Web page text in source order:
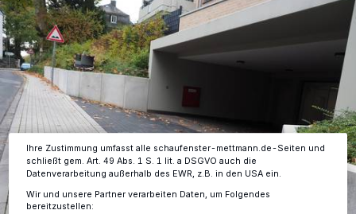
Kennungen auf Ihrem Gerät zu. Durch Auswahl von OK aktivieren Sie
Tracking-Technologien für die unter „Wir und unsere Partner
verarbeiten Daten, um Ihnen Dienste bereitzustellen“ aufgeführten
Zwecke. Wenn Tracker deaktiviert sind, sind manche Inhalte und
Anzeigen möglicherweise nicht mehr so relevant für Sie. Sie können
dieses Menü jederzeit wieder aufrufen, um Ihre Einstellungen zu
ändern oder Ihre Einwilligung zu widerrufen, indem Sie auf den Link
Einstellungen oder Ablehnen am unteren Rand der Webseite klicken.
Ihre Einstellungen gelten innerhalb unseres Website. Weitere
Informationen finden Sie in unserer Datenschutzerklärung.
Ihre Zustimmung umfasst alle schaufenster-mettmann.de-Seiten und
schließt gem. Art. 49 Abs. 1 S. 1 lit. a DSGVO auch die
Datenverarbeitung außerhalb des EWR, z.B. in den USA ein.
Wir und unsere Partner verarbeiten Daten, um Folgendes
bereitzustellen: